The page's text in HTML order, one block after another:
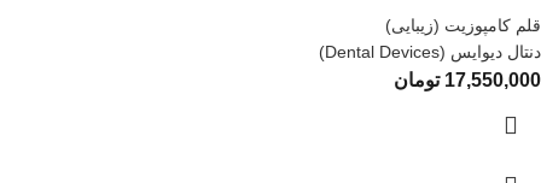
قلم کامپوزیت (زیبایی)
دنتال دیوایس (Dental Devices)
17,550,000 تومان